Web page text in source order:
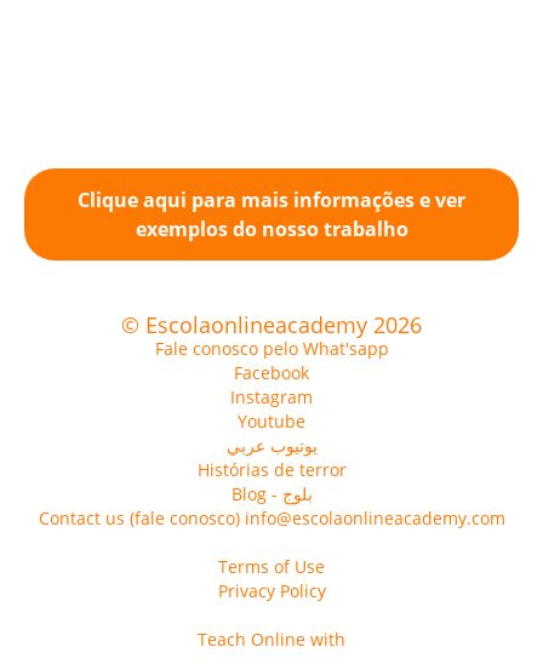
Clique aqui para mais informações e ver
exemplos do nosso trabalho
© Escolaonlineacademy 2026
Fale conosco pelo What'sapp
Facebook
Instagram
Youtube
يوتيوب عربي
Histórias de terror
Blog - بلوج
Contact us (fale conosco) info@escolaonlineacademy.com
Terms of Use
Privacy Policy
Teach Online with